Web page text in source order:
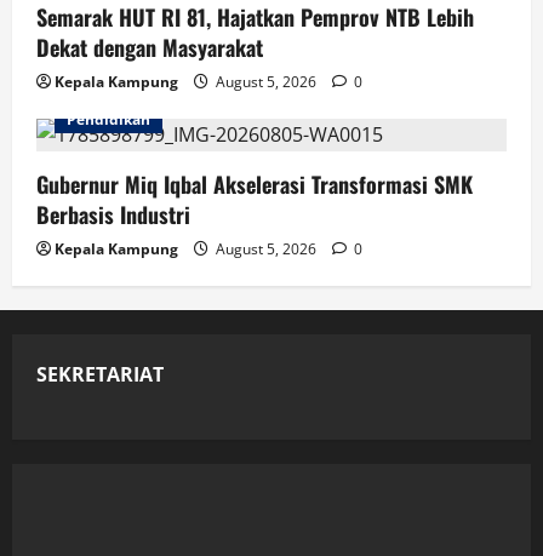
Semarak HUT RI 81, Hajatkan Pemprov NTB Lebih
Dekat dengan Masyarakat
Kepala Kampung August 5, 2026
0
Pendidikan
Gubernur Miq Iqbal Akselerasi Transformasi SMK
Berbasis Industri
Kepala Kampung August 5, 2026 0
SEKRETARIAT